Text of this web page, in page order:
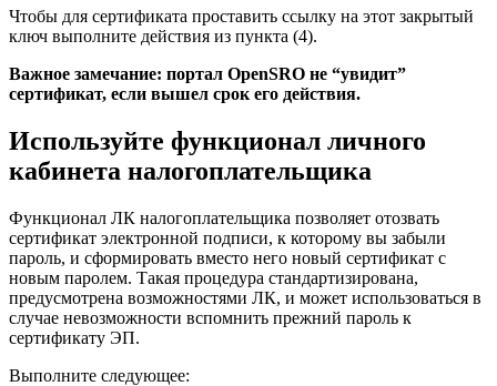
Чтобы для сертификата проставить ссылку на этот закрытый
ключ выполните действия из пункта (4).
Важное замечание: портал OpenSRO не “увидит”
сертификат, если вышел срок его действия.
Используйте функционал личного
кабинета налогоплательщика
Функционал ЛК налогоплательщика позволяет отозвать
сертификат электронной подписи, к которому вы забыли
пароль, и сформировать вместо него новый сертификат с
новым паролем. Такая процедура стандартизирована,
предусмотрена возможностями ЛК, и может использоваться в
случае невозможности вспомнить прежний пароль к
сертификату ЭП.
Выполните следующее: